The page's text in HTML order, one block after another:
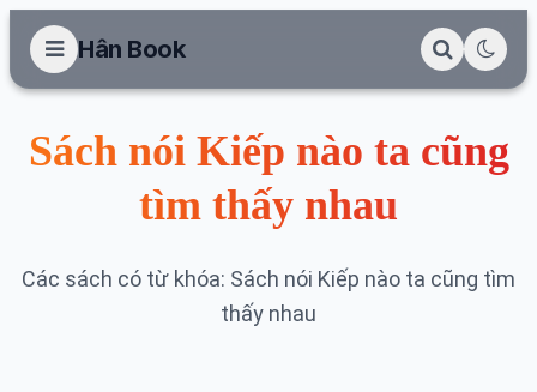
Hân Book
Sách nói Kiếp nào ta cũng
tìm thấy nhau
Các sách có từ khóa: Sách nói Kiếp nào ta cũng tìm
thấy nhau